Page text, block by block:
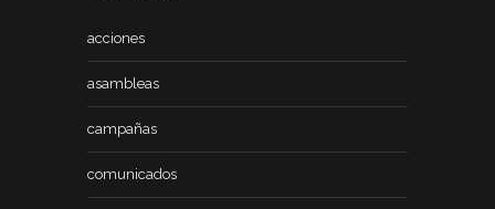
acciones
asambleas
campañas
comunicados